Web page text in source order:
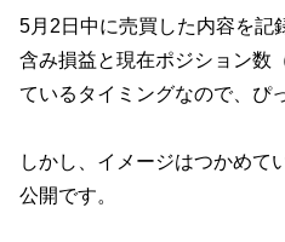
5月2日中に売買した内容を記
含み損益と現在ポジション数
ているタイミングなので、ぴ
しかし、イメージはつかめて
公開です。